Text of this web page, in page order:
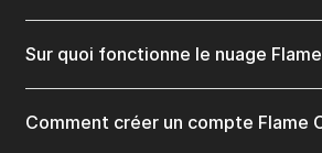
Sur quoi fonctionne le nuage
Comment créer un compte Flame